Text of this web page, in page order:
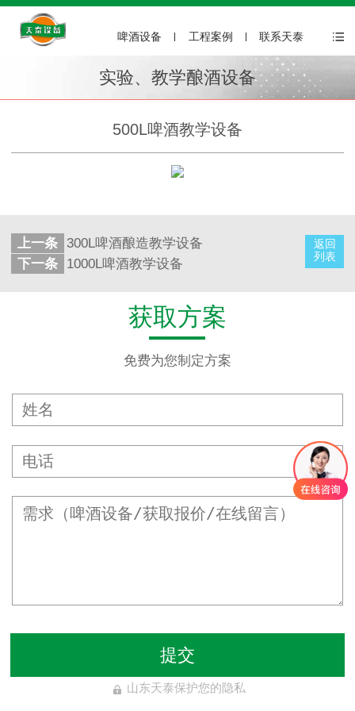
啤酒设备 工程案例 联系天泰
实验、教学酿酒设备
500L啤酒教学设备
返回
列表
上一条
300L啤酒酿造教学设备
下一条
1000L啤酒教学设备
获取方案
免费为您制定方案
提交
山东天泰保护您的隐私